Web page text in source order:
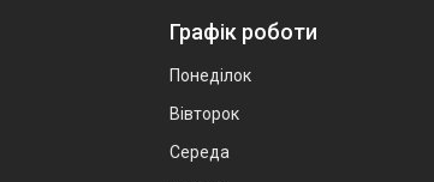
Графік роботи
Понеділок
Вівторок
Середа